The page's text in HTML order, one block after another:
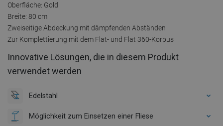
Oberfläche: Gold
Breite: 80 cm
Zweiseitige Abdeckung mit dämpfenden Abständen
Zur Komplettierung mit dem Flat- und Flat 360-Korpus
Innovative Lösungen, die in diesem Produkt
verwendet werden
Edelstahl
Möglichkeit zum Einsetzen einer Fliese